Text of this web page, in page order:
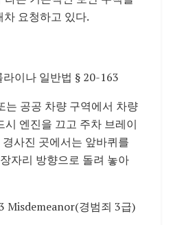
요청하고 있다.
라이나 일반법 § 20-163
는 공공 차량 구역에서 차량
시 엔진을 끄고 주차 브레이
사진 곳에서는 앞바퀴를
자리 방향으로 돌려 놓아
Misdemeanor(경범죄 3급)